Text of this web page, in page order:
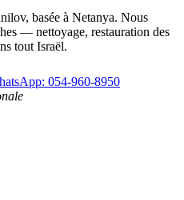
basée à Netanya. Nous
— nettoyage, restauration des
tout Israël.
054-960-8950